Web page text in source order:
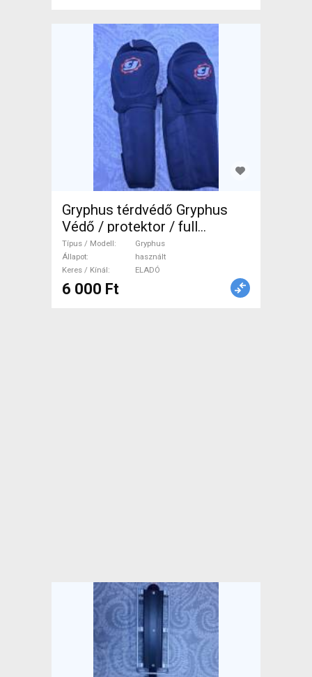
Gryphus térdvédő Gryphus
Védő / protektor / full
protektor használt ELADÓ
Típus / Modell
Gryphus
Állapot
használt
Keres / Kínál
ELADÓ
6 000 Ft